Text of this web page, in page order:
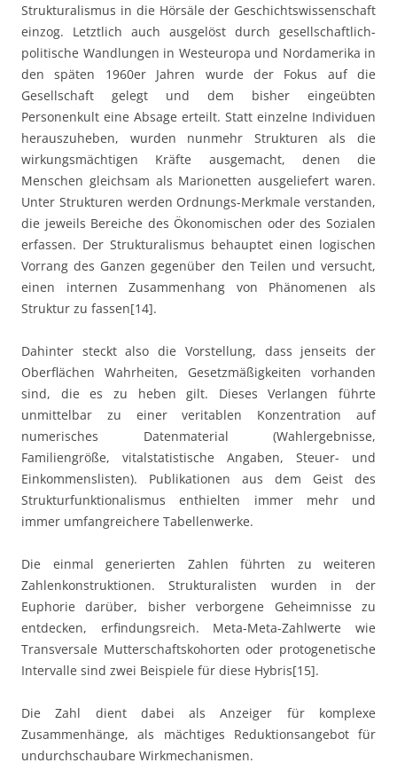
Strukturalismus in die Hörsäle der Geschichtswissenschaft
einzog. Letztlich auch ausgelöst durch gesellschaftlich-
politische Wandlungen in Westeuropa und Nordamerika in
den späten 1960er Jahren wurde der Fokus auf die
Gesellschaft gelegt und dem bisher eingeübten
Personenkult eine Absage erteilt. Statt einzelne Individuen
herauszuheben, wurden nunmehr Strukturen als die
wirkungsmächtigen Kräfte ausgemacht, denen die
Menschen gleichsam als Marionetten ausgeliefert waren.
Unter Strukturen werden Ordnungs-Merkmale verstanden,
die jeweils Bereiche des Ökonomischen oder des Sozialen
erfassen. Der Strukturalismus behauptet einen logischen
Vorrang des Ganzen gegenüber den Teilen und versucht,
einen internen Zusammenhang von Phänomenen als
Struktur zu fassen[14].
Dahinter steckt also die Vorstellung, dass jenseits der
Oberflächen Wahrheiten, Gesetzmäßigkeiten vorhanden
sind, die es zu heben gilt. Dieses Verlangen führte
unmittelbar zu einer veritablen Konzentration auf
numerisches Datenmaterial (Wahlergebnisse,
Familiengröße, vitalstatistische Angaben, Steuer- und
Einkommenslisten). Publikationen aus dem Geist des
Strukturfunktionalismus enthielten immer mehr und
immer umfangreichere Tabellenwerke.
Die einmal generierten Zahlen führten zu weiteren
Zahlenkonstruktionen. Strukturalisten wurden in der
Euphorie darüber, bisher verborgene Geheimnisse zu
entdecken, erfindungsreich. Meta-Meta-Zahlwerte wie
Transversale Mutterschaftskohorten oder protogenetische
Intervalle sind zwei Beispiele für diese Hybris[15].
Die Zahl dient dabei als Anzeiger für komplexe
Zusammenhänge, als mächtiges Reduktionsangebot für
undurchschaubare Wirkmechanismen.